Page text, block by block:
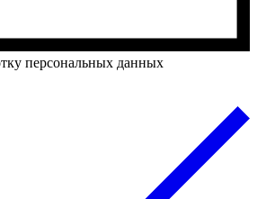
персональных данных